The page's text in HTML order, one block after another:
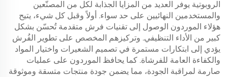
الروبوتية يوفر العديد من المزايا الجذابة لكل من المصنّعين
والمستخدمين النهائيين على حد سواء. أولاً وقبل كل شيء، يتيح
هؤلاء الموردون الوصول إلى تقنيات فرش متقدمة تُحسّن بشكل
كبير من الأداء التنظيفي. وتركيزهم المخصص على تطوير الفُرش
يؤدي إلى ابتكارات مستمرة في تصميم الشعيرات واختيار المواد
والكفاءة العامة للفرشاة. كما يحافظ الموردون على عمليات
صارمة لمراقبة الجودة، مما يضمن جودة منتجات متسقة وموثوقة